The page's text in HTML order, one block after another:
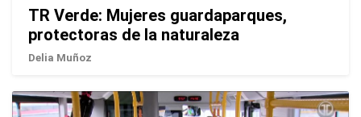
TR Verde: Mujeres guardaparques,
protectoras de la naturaleza
Delia Muñoz